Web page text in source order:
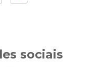
sociais